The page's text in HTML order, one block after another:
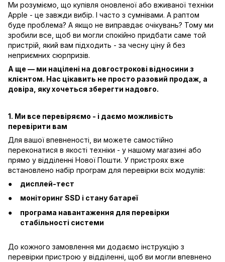
Ми розуміємо, що купівля оновленої або вживаної техніки
Apple - це завжди вибір. І часто з сумнівами. А раптом
буде проблема? А якщо не виправдає очікувань? Тому ми
зробили все, щоб ви могли спокійно придбати саме той
пристрій, який вам підходить - за чесну ціну й без
неприємних сюрпризів.
А ще — ми націлені на довгострокові відносини з
клієнтом. Нас цікавить не просто разовий продаж, а
довіра, яку хочеться зберегти надовго.
1. Ми все перевіряємо - і даємо можливість
перевірити вам
Для вашої впевненості, ви можете самостійно
переконатися в якості техніки - у нашому магазині або
прямо у відділенні Нової Пошти. У пристроях вже
встановлено набір програм для перевірки всіх модулів:
дисплей-тест
моніторинг SSD і стану батареї
програма навантаження для перевірки
стабільності системи
До кожного замовлення ми додаємо інструкцію з
перевірки пристрою у відділенні, щоб ви могли впевнено